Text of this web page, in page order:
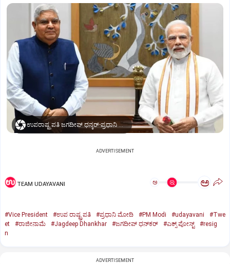
ಉಪರಾಷ್ಟ್ರಪತಿ ಜಗದೀಪ್‌ ಧನ್ಕರ್-ಪ್ರಧಾನಿ ಮೋದಿ
ADVERTISEMENT
TEAM UDAYAVANI ಅ ಅ
#Vice President #ಉಪ ರಾಷ್ಟ್ರಪತಿ #ಪ್ರಧಾನಿ ಮೋದಿ #PM Modi #udayavani
#Twe
et
#ರಾಜೀನಾಮೆ #Jagdeep Dhankhar #ಜಗದೀಪ್‌ ಧನ್‌ಕರ್‌ #ಎಕ್ಸ್‌ ಪೋಸ್ಟ್
#resig
n
ADVERTISEMENT